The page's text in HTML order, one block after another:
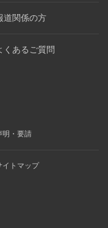
道関係の方
くあるご質問
明・要請
イトマップ